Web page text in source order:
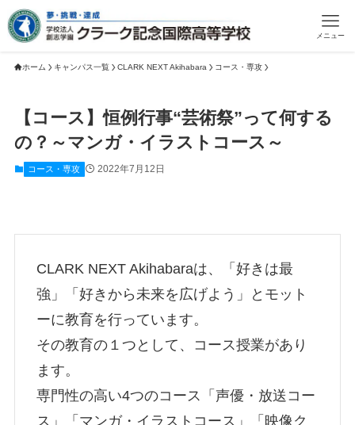
メニュー
ホーム キャンパス一覧 CLARK NEXT Akihabara コース・専攻
【コース】恒例行事“芸術祭”って何する
の？～マンガ・イラストコース～
コース・専攻 2022年7月12日
CLARK NEXT Akihabaraは、「好きは最
強」「好きから未来を広げよう」とモット
ーに教育を行っています。
その教育の１つとして、コース授業があり
ます。
専門性の高い4つのコース「声優・放送コー
ス」「マンガ・イラストコース」「映像ク